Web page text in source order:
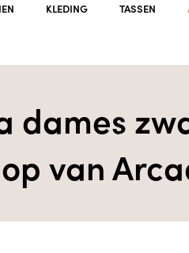
KLEDING TASSEN
dames
van